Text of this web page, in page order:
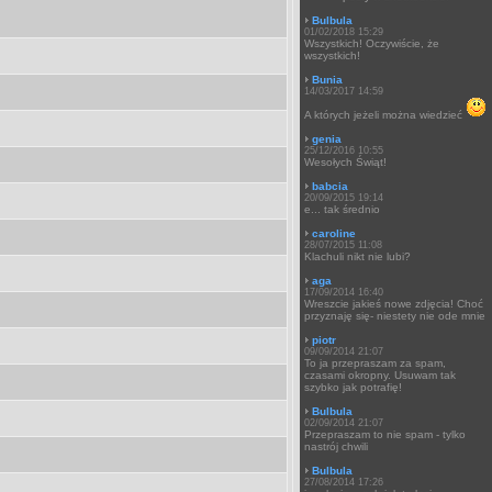
Bulbula
01/02/2018 15:29
Wszystkich! Oczywiście, że
wszystkich!
Bunia
14/03/2017 14:59
A których jeżeli można wiedzieć
genia
25/12/2016 10:55
Wesołych Świąt!
babcia
20/09/2015 19:14
e... tak średnio
caroline
28/07/2015 11:08
Klachuli nikt nie lubi?
aga
17/09/2014 16:40
Wreszcie jakieś nowe zdjęcia! Choć
przyznaję się- niestety nie ode mnie
piotr
09/09/2014 21:07
To ja przepraszam za spam,
czasami okropny. Usuwam tak
szybko jak potrafię!
Bulbula
02/09/2014 21:07
Przepraszam to nie spam - tylko
nastrój chwili
Bulbula
27/08/2014 17:26